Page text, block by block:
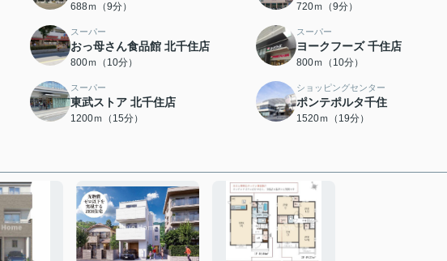
688ｍ（9分） 720ｍ（9分）
スーパー
おっ母さん食品館 北千住店
800ｍ（10分）
スーパー
ヨークフーズ 千住店
800ｍ（10分）
スーパー
東武ストア 北千住店
1200ｍ（15分）
ショッピングセンター
ポンテポルタ千住
1520ｍ（19分）